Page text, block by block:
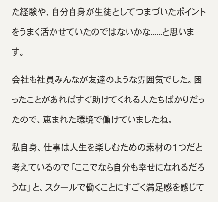
た経験や、自分自身が生徒としてつまづいたポイント
をうまく活かせていたのではないかな……と思いま
す。
会社も社員みんなが友達のような雰囲気でした。困
ったことがあればすぐ助けてくれる人たちばかりだっ
たので、恵まれた環境で働けていましたね。
私自身、仕事は人生を楽しむための素材の1つだと
考えているので「ここでなら自分も幸せになれるだろ
うな」と、スクールで働くことにすごく満足感を感じて